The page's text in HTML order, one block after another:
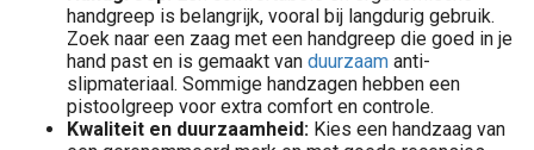
handgreep is belangrijk, vooral bij langdurig gebruik.
Zoek naar een zaag met een handgreep die goed in je
hand past en is gemaakt van duurzaam anti-
slipmateriaal. Sommige handzagen hebben een
pistoolgreep voor extra comfort en controle.
Kwaliteit en duurzaamheid: Kies een handzaag van